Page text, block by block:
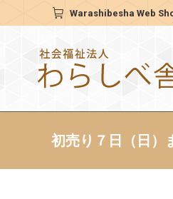
Warashibesha Web
初売り７日（日）